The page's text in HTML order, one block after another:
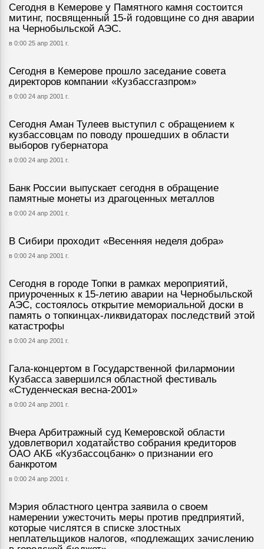
Сегодня в Кемерове у Памятного камня состоится
митинг, посвященный 15-й годовщине со дня аварии
на Чернобыльской АЭС.
в 0:00 25 апр 2001 г.
Сегодня в Кемерове прошло заседание совета
директоров компании «Кузбассгазпром»
в 0:00 24 апр 2001 г.
Сегодня Аман Тулеев выступил с обращением к
кузбассовцам по поводу прошедших в области
выборов губернатора
в 0:00 24 апр 2001 г.
Банк России выпускает сегодня в обращение
памятные монеты из драгоценных металлов
в 0:00 24 апр 2001 г.
В Сибири проходит «Весенняя неделя добра»
в 0:00 24 апр 2001 г.
Сегодня в городе Топки в рамках мероприятий,
приуроченных к 15-летию аварии на Чернобыльской
АЭС, состоялось открытие мемориальной доски в
память о топкинцах-ликвидаторах последствий этой
катастрофы
в 0:00 24 апр 2001 г.
Гала-концертом в Государственной филармонии
Кузбасса завершился областной фестиваль
«Студенческая весна-2001»
в 0:00 24 апр 2001 г.
Вчера Арбитражный суд Кемеровской области
удовлетворил ходатайство собрания кредиторов
ОАО АКБ «Кузбассоцбанк» о признании его
банкротом
в 0:00 24 апр 2001 г.
Мэрия областного центра заявила о своем
намерении ужесточить меры против предприятий,
которые числятся в списке злостных
неплательщиков налогов, «подлежащих зачислению